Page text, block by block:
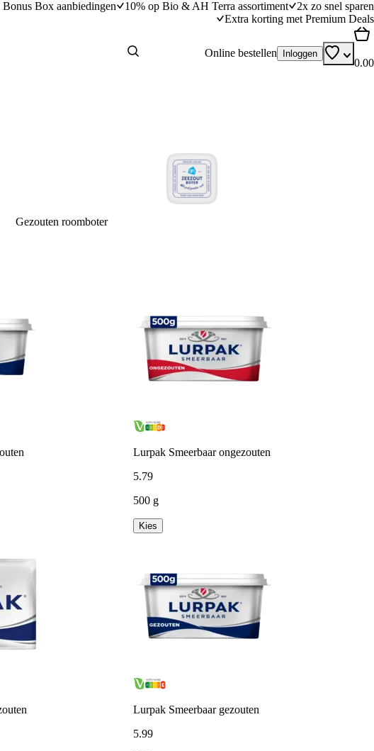
Box aanbiedingen 10% op Bio & AH Terra assortiment
2x zo snel sparen
Extra korting met Premium Deals
Online bestellen Inloggen
0.00
Gezouten roomboter
Lurpak Smeerbaar ongezouten
5.79
500 g
Kies
Lurpak Smeerbaar gezouten
5.99